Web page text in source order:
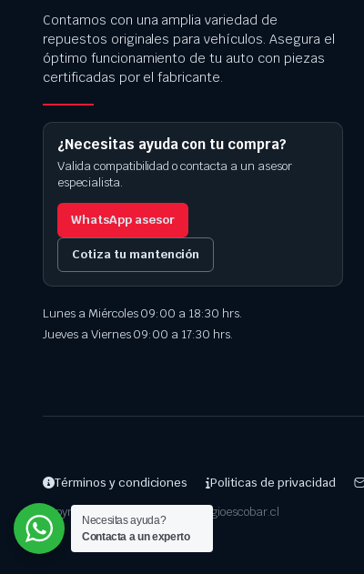
Contamos con una amplia variedad de
repuestos originales para vehículos. Asegura el
óptimo funcionamiento de tu auto con piezas
certificadas por el fabricante.
¿Necesitas ayuda con tu compra?
Valida compatibilidad o contacta a un asesor
especialista.
WhatsApp asesor
Cotiza tu mantención
Lunes a Miércoles 09:00 a 18:30 hrs.
Jueves a Viernes 09:00 a 17:30 hrs.
Términos y condiciones Politicas de privacidad
Copyright 2025 © Repuestos.sergioescobar.cl
Necesitas ayuda?
Contacta a un experto